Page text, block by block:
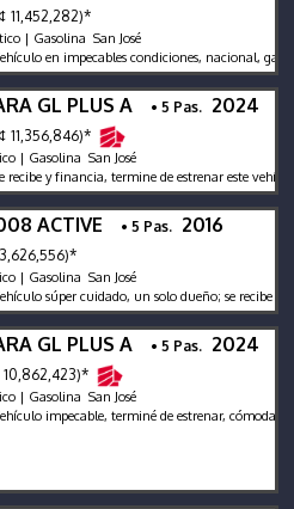
11,452,282)*
| Gasolina San José
en impecables condiciones, nacional,
GL PLUS A • 5 Pas. 2024
11,356,846)*
| Gasolina San José
y financia, termine de estrenar este vehículo!!
ACTIVE • 5 Pas. 2016
| Gasolina San José
súper cuidado, un solo dueño; se recibe y
GL PLUS A • 5 Pas. 2024
10,862,423)*
| Gasolina San José
impecable, terminé de estrenar, cómodas